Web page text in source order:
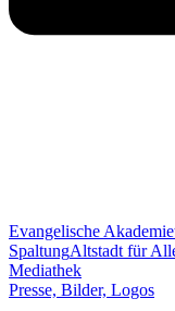
Evangelische
SpaltungAltstadt für
Mediathek
Presse, Bilder, Logos